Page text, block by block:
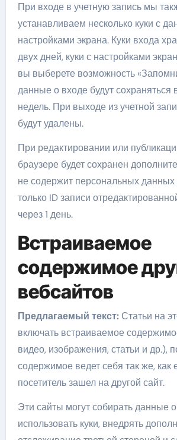
При входе в учетную запись мы
устанавливаем несколько куки с
настройками экрана. Куки входа
двух дней, куки с настройками
вы выберете возможность
данные о входе будут сохраняться
недель. При выходе из учетной
будут удалены.
При редактировании или
браузере будет сохранен
не содержит персональных
только ID записи
через 1 день.
Встраиваемое
содержимое
вебсайтов
Предлагаемый текст: Статьи на
включать встраиваемое
видео, изображения, статьи и др.),
содержимое ведет себя так же, как
посетитель зашел на другой сайт.
Эти сайты могут собирать данные
использовать куки, внедрять